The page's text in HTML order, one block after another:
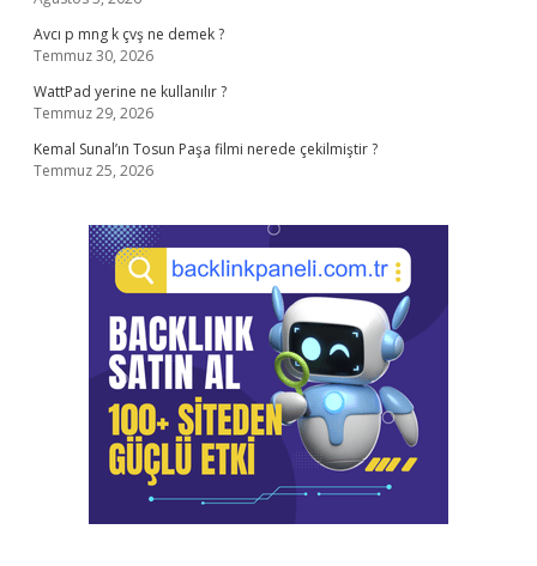
Avcı p mng k çvş ne demek ?
Temmuz 30, 2026
WattPad yerine ne kullanılır ?
Temmuz 29, 2026
Kemal Sunal’ın Tosun Paşa filmi nerede çekilmiştir ?
Temmuz 25, 2026